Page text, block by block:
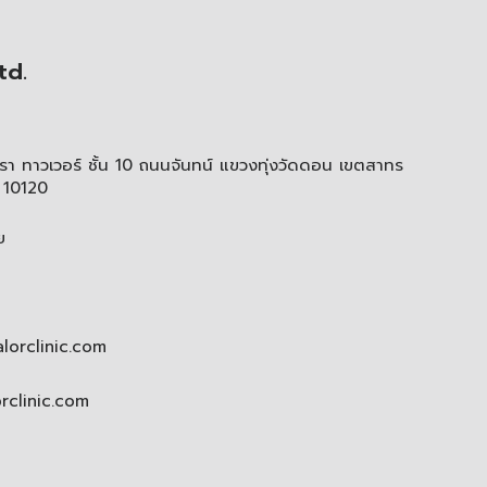
า ทาวเวอร์ ชั้น 10 ถนนจันทน์ แขวงทุ่งวัดดอน เขตสาทร